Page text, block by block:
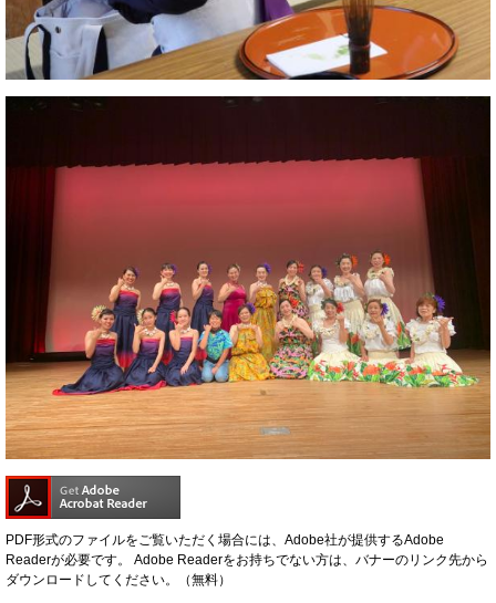
PDF形式のファイルをご覧いただく場合には、Adobe社が提供するAdobe
Readerが必要です。
Adobe Readerをお持ちでない方は、バナーのリンク先から
ダウンロードしてください。（無料）